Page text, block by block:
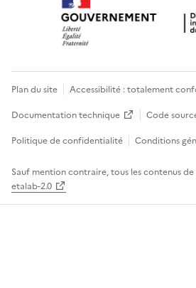
Plan du site Accessibilité : totalement
Documentation technique
Code
Politique de confidentialité
Conditions
Sauf mention contraire, tous les contenus de
etalab-2.0